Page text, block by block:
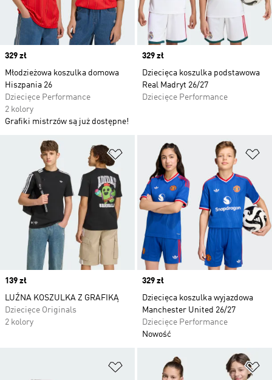
Price
329 zł
Młodzieżowa koszulka domowa
Hiszpania 26
Dziecięce Performance
2 kolory
Grafiki mistrzów są już dostępne!
Price
329 zł
Dziecięca koszulka podstawowa
Real Madryt 26/27
Dziecięce Performance
Dodaj do listy życzeń
Price
139 zł
LUŹNA KOSZULKA Z GRAFIKĄ
Dziecięce Originals
2 kolory
Price
329 zł
Dziecięca koszulka wyjazdowa
Manchester United 26/27
Dziecięce Performance
Nowość
Dodaj do listy życzeń